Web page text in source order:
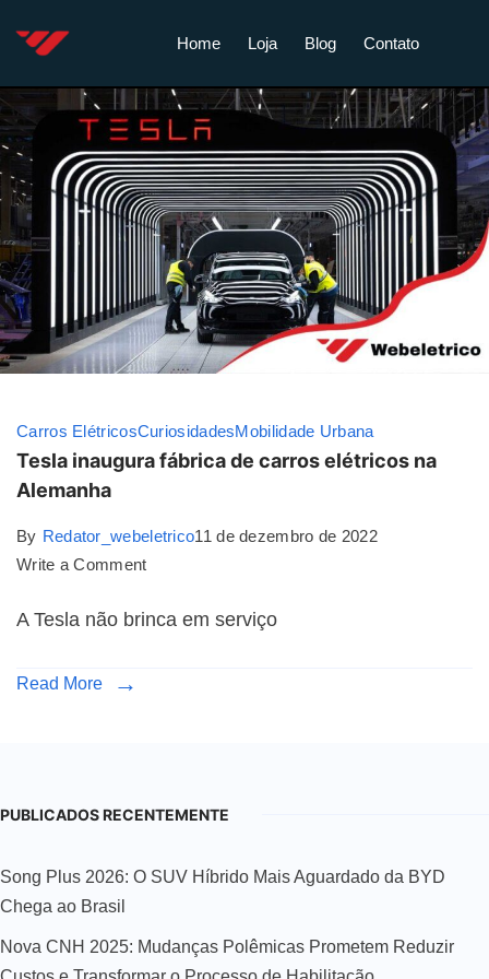
Home Loja Blog Contato
Carros ElétricosCuriosidadesMobilidade Urbana
Tesla inaugura fábrica de carros elétricos na
Alemanha
By Redator_webeletrico11 de dezembro de 2022
Write a Comment
A Tesla não brinca em serviço
Read More
PUBLICADOS RECENTEMENTE
Song Plus 2026: O SUV Híbrido Mais Aguardado da BYD
Chega ao Brasil
Nova CNH 2025: Mudanças Polêmicas Prometem Reduzir